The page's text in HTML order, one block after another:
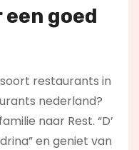
goed
restaurants in
nederland?
naar Rest. “D’
en geniet van